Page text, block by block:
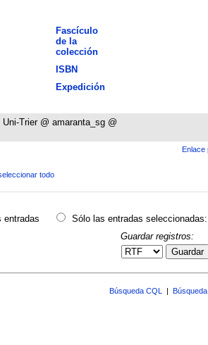
Fascículo
de la
colección
ISBN
Expedición
Uni-Trier @ amaranta_sg @
Enlace
todo
entradas
Sólo las entradas seleccionadas:
Guardar registros:
Guardar
Búsqueda CQL